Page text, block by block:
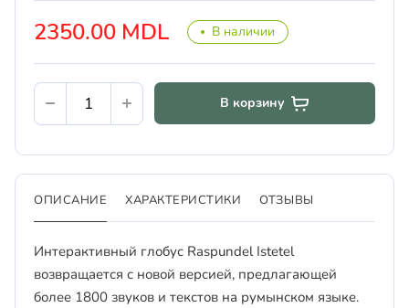
2350.00 MDL В наличии
В корзину
ОПИСАНИЕ ХАРАКТЕРИСТИКИ ОТЗЫВЫ
Интерактивный глобус Raspundel Istetel
возвращается с новой версией, предлагающей
более 1800 звуков и текстов на румынском языке.